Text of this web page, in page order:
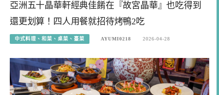
亞洲五十晶華軒經典佳餚在『故宮晶華』也吃得到
還更划算！四人用餐就招待烤鴨2吃
中式料理、和菜、桌菜、臺菜 AYUMI0218 2026-04-28